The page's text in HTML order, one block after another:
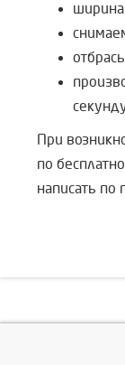
ширина
При
по
написать по